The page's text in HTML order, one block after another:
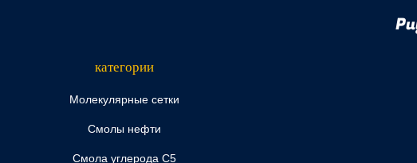
категории
Молекулярные сетки
Смолы нефти
Смола углерода C5